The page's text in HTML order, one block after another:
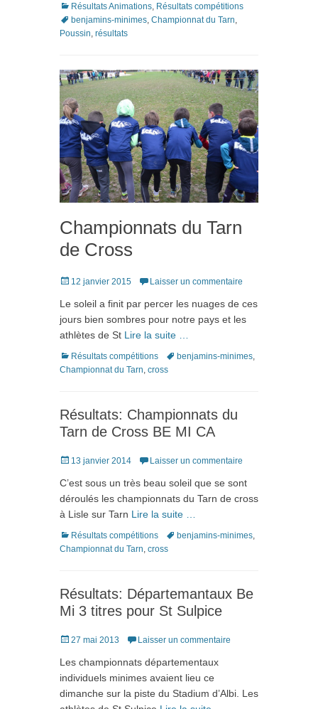
Catégories
Résultats Animations, Résultats compétitions
benjamins-minimes, Championnat du Tarn,
Poussin, résultats
Championnats du Tarn
de Cross
Posté12 janvier 2015 Laisser un commentaire
Le soleil a finit par percer les nuages de ces
jours bien sombres pour notre pays et les
athlètes de St Lire la suite …
Catégories
Résultats compétitions Tagsbenjamins-minimes
Championnat du Tarn cross
Résultats: Championnats du
Tarn de Cross BE MI CA
Posté13 janvier 2014 Laisser un commentaire
C’est sous un très beau soleil que se sont
déroulés les championnats du Tarn de cross
à Lisle sur Tarn Lire la suite …
Catégories
Résultats compétitions Tagsbenjamins-minimes
Championnat du Tarn cross
Résultats: Départemantaux Be
Mi 3 titres pour St Sulpice
Posté27 mai 2013 Laisser un commentaire
Les championnats départementaux
individuels minimes avaient lieu ce
dimanche sur la piste du Stadium d’Albi. Les